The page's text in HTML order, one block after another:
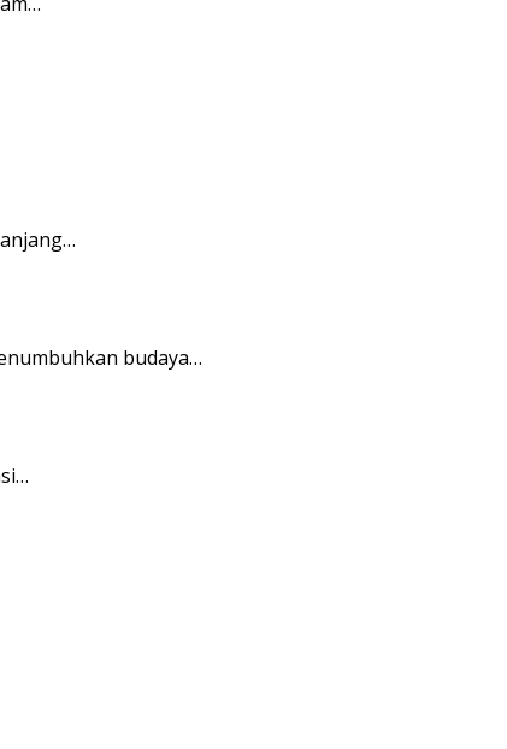
budaya…